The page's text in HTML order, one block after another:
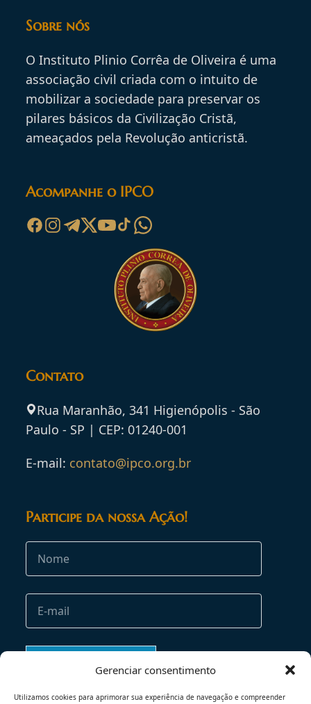
Gerenciar consentimento
Utilizamos cookies para aprimorar sua experiência de navegação e compreender
Sobre nós
O Instituto Plinio Corrêa de Oliveira é uma
associação civil criada com o intuito de
mobilizar a sociedade para preservar os
pilares básicos da Civilização Cristã,
ameaçados pela Revolução anticristã.
Acompanhe o IPCO
Contato
Rua Maranhão, 341 Higienópolis - São
Paulo - SP | CEP: 01240-001
E-mail: contato@ipco.org.br
Participe da nossa Ação!